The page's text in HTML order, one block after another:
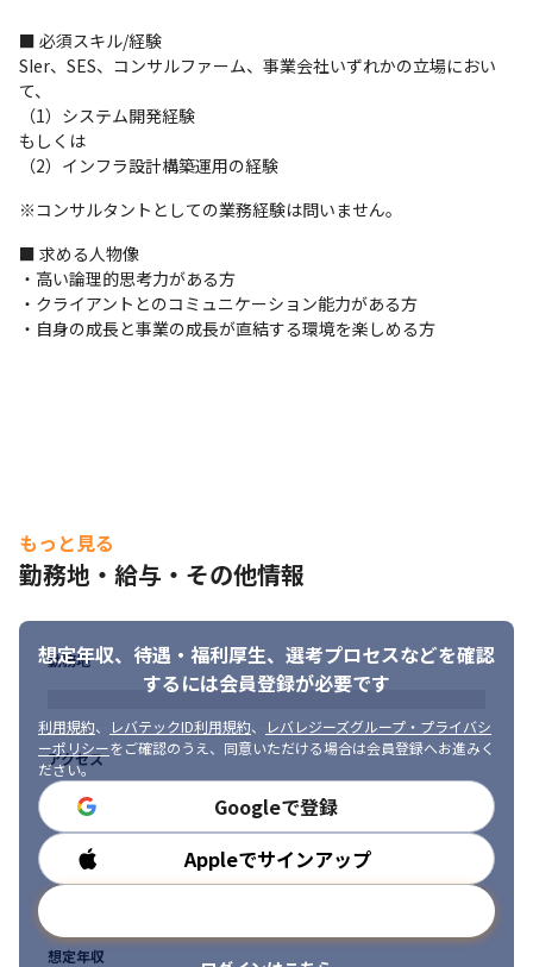
M&A業界をテクノロジーの力で変革し、時価総額4,000億円まで急
成長したM&A総合研究所の現場に即した実践的ノウハウ(DX推
進/AI導入/M&A実現/営業改善など)を世に広め、大企業のDX支
援・経営支援を通じ、日本を我々の世代から盛り上げていきま
す。
■ 必須スキル/経験
SIer、SES、コンサルファーム、事業会社いずれかの立場におい
て、
（1）システム開発経験
もしくは
（2）インフラ設計構築運用の経験
※コンサルタントとしての業務経験は問いません。
■ 求める人物像
・高い論理的思考力がある方
・クライアントとのコミュニケーション能力がある方
・自身の成長と事業の成長が直結する環境を楽しめる方
もっと見る
勤務地・給与・その他情報
想定年収、待遇・福利厚生、 選考プロセスなどを確認
するには会員登録が必要です
利用規約、 レバテックID利用規約、
レバレジーズグループ・プライバシ
ーポリシーをご確認のうえ、同意いただける場合は会員登録へお進みく
ださい。
Googleで登録
Appleでサインアップ
勤務地
アクセス
勤務時間
想定年収